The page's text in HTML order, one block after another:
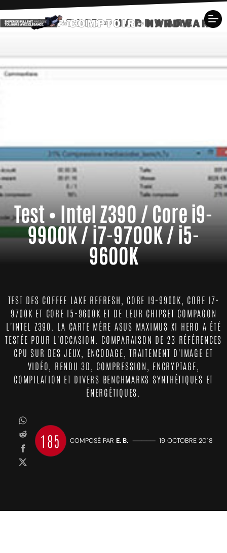
Test • Intel Z390 / Core i9-
9900K / i7-9700K / i5-
9600K
TEST DES COFFEE LAKE REFRESH, CORE I9-9900K, CORE I7-
9700K ET CORE I5-9600K ET DE LEUR CHIPSET COMPAGON
L'INTEL Z390. LA CARTE MÈRE ASUS MAXIMUS XI HERO A ÉTÉ
TESTÉE POUR L'OCCASION. COMPARAISON DE 23 RÉFÉRENCES
CPU SUR DES JEUX, ENCODAGE, TRAITEMENT D'IMAGE ET
VIDÉO, RENDU 3D, COMPRESSION, ENCRYPTAGE,
COMPILATION ET DIVERS BENCHMARKS SYNTHÉTIQUES ET
ÉNERGÉTIQUES.
185 COMPOSÉ PAR E. B. ————— 19 OCTOBRE 2018